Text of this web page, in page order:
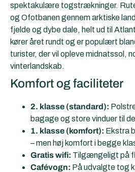
spektakulære togstrækninger.
og Ofotbanen gennem arktiske
fjelde og dybe dale, helt ud til
kører året rundt og er populært
turister, der vil opleve midnatssol,
vinterlandskab.
Komfort og faciliteter
2. klasse (standard):
bagage og store vinduer til
1. klasse (komfort): Ekstra
– men høj komfort i begge
Gratis wifi: Tilgængeligt på
Cafévogn: På udvalgte tog